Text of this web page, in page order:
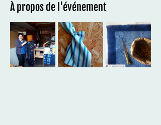
À propos de l'événement